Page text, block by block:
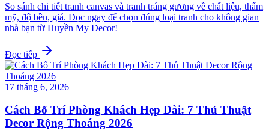
So sánh chi tiết tranh canvas và tranh tráng gương về chất liệu, thẩm
mỹ, độ bền, giá. Đọc ngay để chọn đúng loại tranh cho không gian
nhà bạn từ Huyền My Decor!
Đọc tiếp
17 tháng 6, 2026
Cách Bố Trí Phòng Khách Hẹp Dài: 7 Thủ Thuật
Decor Rộng Thoáng 2026